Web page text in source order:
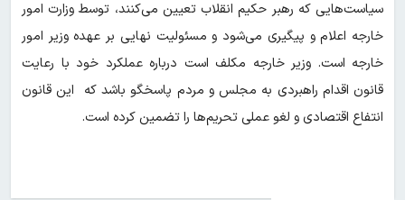
سیاست‌هایی که رهبر حکیم انقلاب تعیین می‌کنند، توسط وزارت امور
خارجه اعلام و پیگیری می‌شود و مسئولیت نهایی بر عهده وزیر امور
خارجه است. وزیر خارجه مکلف است درباره عملکرد خود با رعایت
قانون اقدام راهبردی به مجلس و مردم پاسخگو باشد که این قانون
انتفاع اقتصادی و لغو عملی تحریم‌ها را تضمین کرده است.